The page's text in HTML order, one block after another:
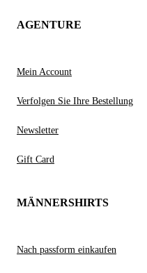
AGENTURE
Mein Account
Verfolgen Sie Ihre Bestellung
Newsletter
Gift Card
MÄNNERSHIRTS
Nach passform einkaufen